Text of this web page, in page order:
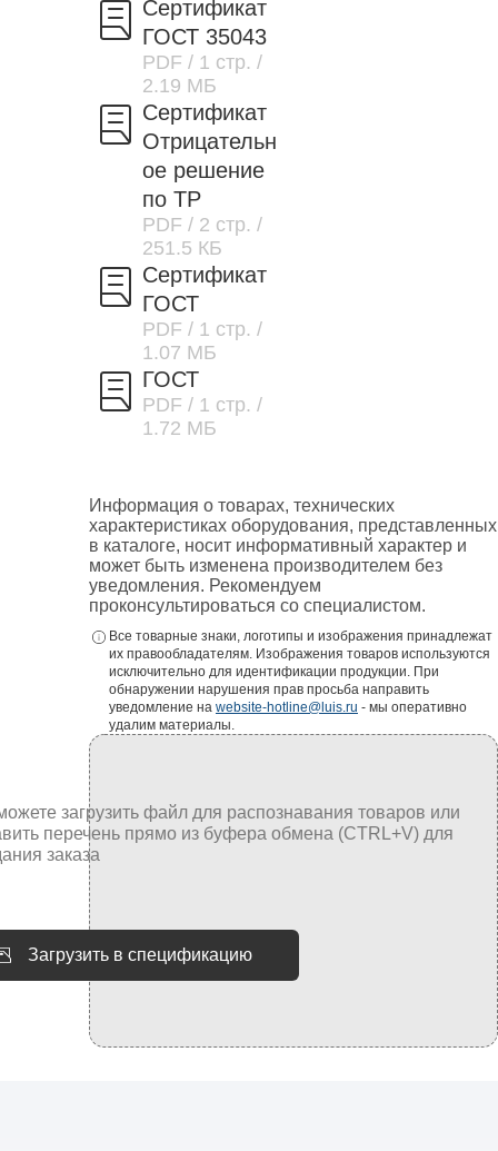
Сертификат
ГОСТ 35043
PDF / 1 стр. /
2.19 МБ
Сертификат
Отрицательн
ое решение
по ТР
PDF / 2 стр. /
251.5 КБ
Сертификат
ГОСТ
PDF / 1 стр. /
1.07 МБ
ГОСТ
PDF / 1 стр. /
1.72 МБ
Информация о товарах, технических
характеристиках оборудования, представленных
в каталоге, носит информативный характер и
может быть изменена производителем без
уведомления. Рекомендуем
проконсультироваться со специалистом.
Все товарные знаки, логотипы и изображения принадлежат
их правообладателям. Изображения товаров используются
исключительно для идентификации продукции. При
обнаружении нарушения прав просьба направить
уведомление на website-hotline@luis.ru - мы оперативно
удалим материалы.
Загрузить в спецификацию